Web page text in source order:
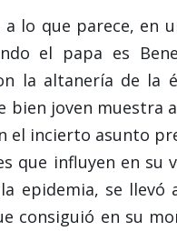
a lo que parece, en
el papa es
la altanería de la
bien joven
el incierto asunto
que influyen en su
epidemia, se
consiguió en su